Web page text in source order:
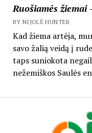
Ruošiamės žiemai
BY NIJOLĖ HUNTER
Kad žiema artėja,
savo žalią veidą į
taps suniokota
nežemiškos Saulės